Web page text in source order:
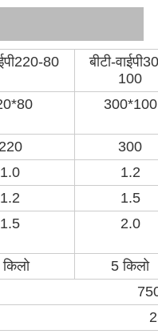
80
बीटी-
100
300*100
220
300
1.0
1.2
1.2
1.5
1.5 2.0
5 किलो